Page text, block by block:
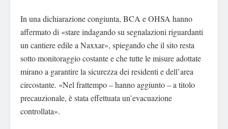
In una dichiarazione congiunta, BCA e OHSA hanno
affermato di «stare indagando su segnalazioni riguardanti
un cantiere edile a Naxxar», spiegando che il sito resta
sotto monitoraggio costante e che tutte le misure adottate
mirano a garantire la sicurezza dei residenti e dell’area
circostante. «Nel frattempo – hanno aggiunto – a titolo
precauzionale, è stata effettuata un’evacuazione
controllata».